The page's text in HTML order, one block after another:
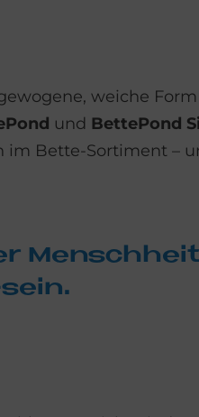
weiche
und BettePond
Bette-Sortiment –